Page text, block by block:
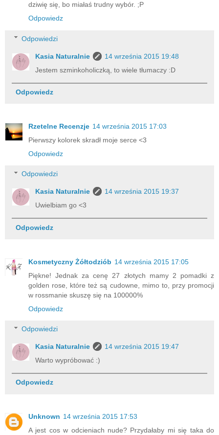
dziwię się, bo miałaś trudny wybór. ;P
Odpowiedz
Odpowiedzi
Kasia Naturalnie
14 września 2015 19:48
Jestem szminkoholiczką, to wiele tłumaczy :D
Odpowiedz
Rzetelne Recenzje 14 września 2015 17:03
Pierwszy kolorek skradł moje serce <3
Odpowiedz
Odpowiedzi
Kasia Naturalnie
14 września 2015 19:37
Uwielbiam go <3
Odpowiedz
Kosmetyczny Żółtodziób 14 września 2015 17:05
Piękne! Jednak za cenę 27 złotych mamy 2 pomadki z
golden rose, które też są cudowne, mimo to, przy promocji
w rossmanie skuszę się na 100000%
Odpowiedz
Odpowiedzi
Kasia Naturalnie
14 września 2015 19:47
Warto wypróbować :)
Odpowiedz
Unknown 14 września 2015 17:53
A jest cos w odcieniach nude? Przydałaby mi się taka do